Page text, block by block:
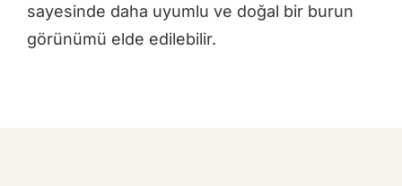
sayesinde daha uyumlu ve doğal bir burun
görünümü elde edilebilir.